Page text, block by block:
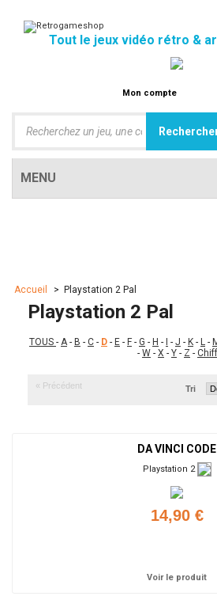
Tout le jeux vidéo rétro &
Mon compte
MENU
Accueil > Playstation 2 Pal
Playstation 2 Pal
TOUS - A- B - C - D - E - F - G - H - - J - K - L -
- W - X - Y - Z -
« Précédent Tri
DA VINCI CODE
Playstation 2
14,90 €
Voir le produit